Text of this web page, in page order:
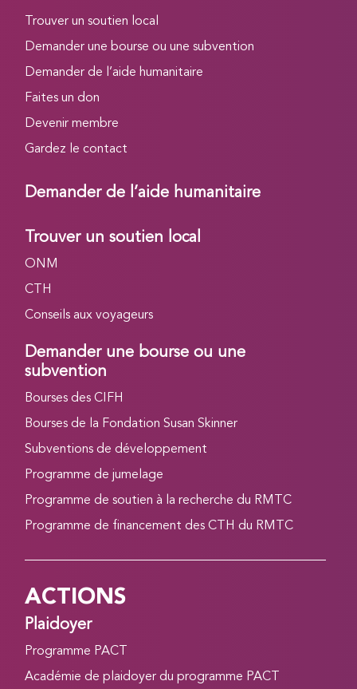
Trouver un soutien local
Demander une bourse ou une subvention
Demander de l’aide humanitaire
Faites un don
Devenir membre
Gardez le contact
Demander de l’aide humanitaire
Trouver un soutien local
ONM
CTH
Conseils aux voyageurs
Demander une bourse ou une
subvention
Bourses des CIFH
Bourses de la Fondation Susan Skinner
Subventions de développement
Programme de jumelage
Programme de soutien à la recherche du RMTC
Programme de financement des CTH du RMTC
ACTIONS
Plaidoyer
Programme PACT
Académie de plaidoyer du programme PACT